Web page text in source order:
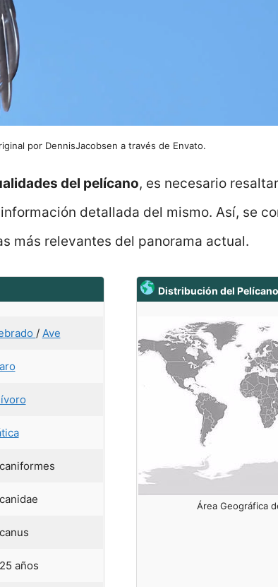
por DennisJacobsen a través de Envato.
del pelícano, es necesario
detallada del mismo. Así, se
más relevantes del panorama actual.
/ Ave
años
Distribución del Pelícano
Área Geográfica